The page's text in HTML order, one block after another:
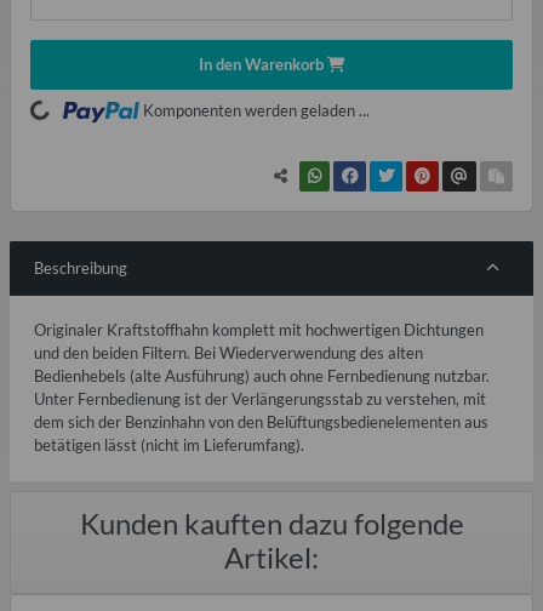
In den Warenkorb
Komponenten werden geladen ...
Beschreibung
Originaler Kraftstoffhahn komplett mit hochwertigen Dichtungen
und den beiden Filtern. Bei Wiederverwendung des alten
Bedienhebels (alte Ausführung) auch ohne Fernbedienung nutzbar.
Unter Fernbedienung ist der Verlängerungsstab zu verstehen, mit
dem sich der Benzinhahn von den Belüftungsbedienelementen aus
betätigen lässt (nicht im Lieferumfang).
Kunden kauften dazu folgende
Artikel: